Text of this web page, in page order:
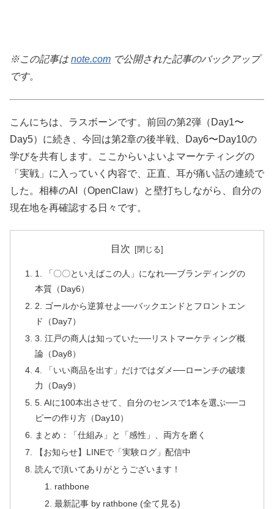
※この記事はnote.com で公開された記事のバックアップ
です。
こんにちは、ラスボーンです。前回の第2弾（Day1〜
Day5）に続き、今回は第2章の後半戦、Day6〜Day10の
学びを共有します。ここからいよいよマーケティングの
「実戦」に入っていく内容で、正直、耳が痛い話の連続で
した。相棒のAI（OpenClaw）と壁打ちしながら、自分の
現在地を再確認する日々です。
目次
1. 「〇〇といえばこの人」になれ──ブランディングの
本質（Day6）
2. ゴールから逆算せよ──バックエンドとフロントエン
ド（Day7）
3. 江戸の商人は知っていた──リストマーケティング概
論（Day8）
4. 「いい商品を出す」だけではダメ──ローンチの破壊
力（Day9）
5. AIに100本出させて、自分のセンスで1本を選ぶ──コ
ピーの作り方（Day10）
まとめ：「仕組み」と「感性」、両方を磨く
【お知らせ】LINEで「実験ログ」配信中
読んで頂いてありがとうございます！
rathbone
最新記事 by rathbone (全て見る)